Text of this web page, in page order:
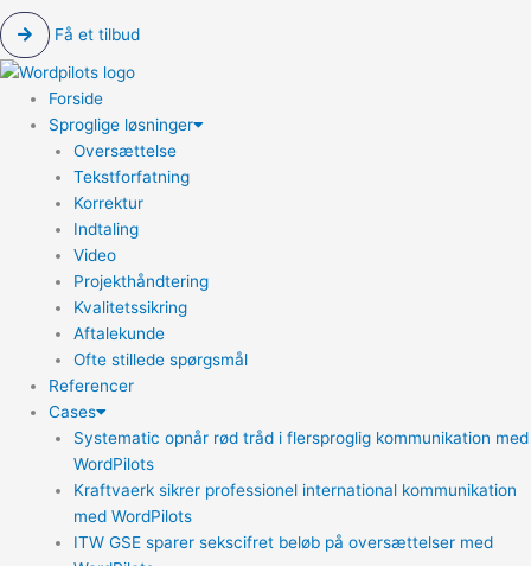
Få et tilbud
Forside
Sproglige løsninger
Oversættelse
Tekstforfatning
Korrektur
Indtaling
Video
Projekthåndtering
Kvalitetssikring
Aftalekunde
Ofte stillede spørgsmål
Referencer
Cases
Systematic opnår rød tråd i flersproglig kommunikation med
WordPilots
Kraftvaerk sikrer professionel international kommunikation
med WordPilots
ITW GSE sparer sekscifret beløb på oversættelser med